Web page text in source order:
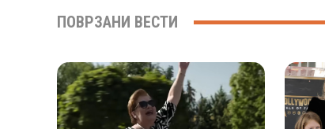
ПОВРЗАНИ ВЕСТИ